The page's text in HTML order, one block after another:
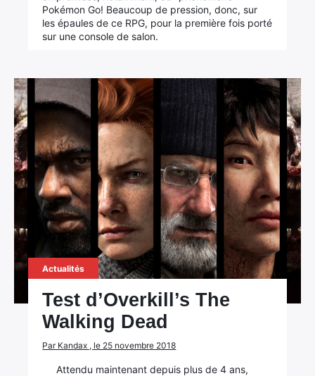
Pokémon Go! Beaucoup de pression, donc, sur
les épaules de ce RPG, pour la première fois porté
sur une console de salon.
Actualités
Test d’Overkill’s The
Walking Dead
Par Kandax , le 25 novembre 2018
Attendu maintenant depuis plus de 4 ans,